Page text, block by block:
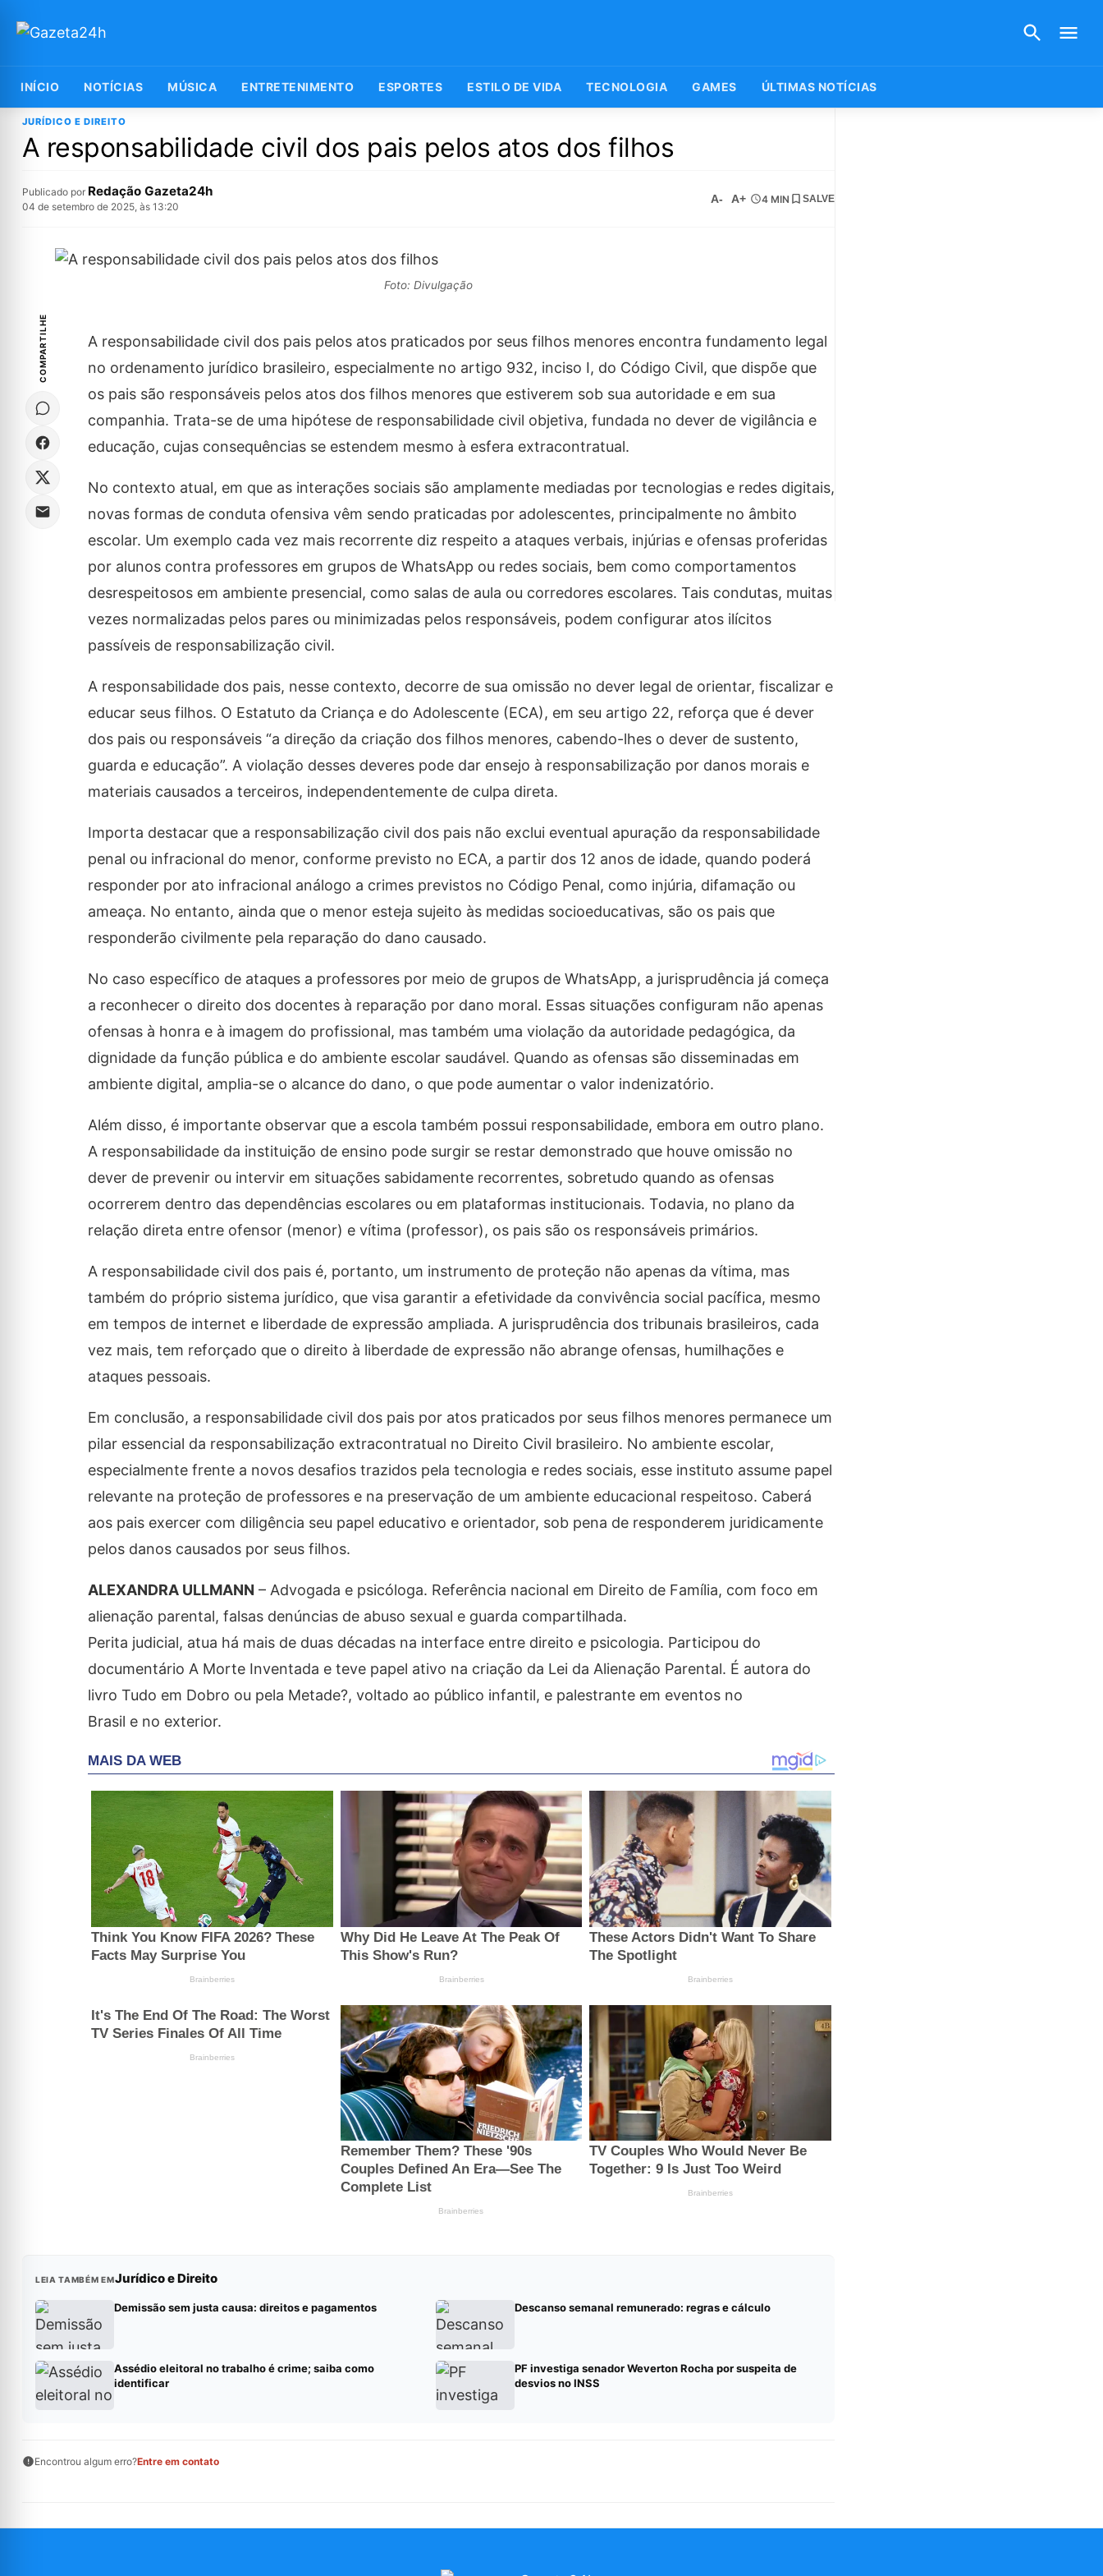
INÍCIO NOTÍCIAS MÚSICA ENTRETENIMENTO ESPORTES ESTILO DE VIDA TECNOLOGIA GAMES ÚLTIMAS NOTÍCIAS
JURÍDICO E DIREITO
A responsabilidade civil dos pais pelos atos dos filhos
Publicado por Redação Gazeta24h
04 de setembro de 2025, às 13:20
A- A+ 4 MIN SALVE
Foto: Divulgação
COMPARTILHE
A responsabilidade civil dos pais pelos atos praticados por seus filhos menores encontra fundamento legal
no ordenamento jurídico brasileiro, especialmente no artigo 932, inciso I, do Código Civil, que dispõe que
os pais são responsáveis pelos atos dos filhos menores que estiverem sob sua autoridade e em sua
companhia. Trata-se de uma hipótese de responsabilidade civil objetiva, fundada no dever de vigilância e
educação, cujas consequências se estendem mesmo à esfera extracontratual.
No contexto atual, em que as interações sociais são amplamente mediadas por tecnologias e redes digitais,
novas formas de conduta ofensiva vêm sendo praticadas por adolescentes, principalmente no âmbito
escolar. Um exemplo cada vez mais recorrente diz respeito a ataques verbais, injúrias e ofensas proferidas
por alunos contra professores em grupos de WhatsApp ou redes sociais, bem como comportamentos
desrespeitosos em ambiente presencial, como salas de aula ou corredores escolares. Tais condutas, muitas
vezes normalizadas pelos pares ou minimizadas pelos responsáveis, podem configurar atos ilícitos
passíveis de responsabilização civil.
A responsabilidade dos pais, nesse contexto, decorre de sua omissão no dever legal de orientar, fiscalizar e
educar seus filhos. O Estatuto da Criança e do Adolescente (ECA), em seu artigo 22, reforça que é dever
dos pais ou responsáveis “a direção da criação dos filhos menores, cabendo-lhes o dever de sustento,
guarda e educação”. A violação desses deveres pode dar ensejo à responsabilização por danos morais e
materiais causados a terceiros, independentemente de culpa direta.
Importa destacar que a responsabilização civil dos pais não exclui eventual apuração da responsabilidade
penal ou infracional do menor, conforme previsto no ECA, a partir dos 12 anos de idade, quando poderá
responder por ato infracional análogo a crimes previstos no Código Penal, como injúria, difamação ou
ameaça. No entanto, ainda que o menor esteja sujeito às medidas socioeducativas, são os pais que
responderão civilmente pela reparação do dano causado.
No caso específico de ataques a professores por meio de grupos de WhatsApp, a jurisprudência já começa
a reconhecer o direito dos docentes à reparação por dano moral. Essas situações configuram não apenas
ofensas à honra e à imagem do profissional, mas também uma violação da autoridade pedagógica, da
dignidade da função pública e do ambiente escolar saudável. Quando as ofensas são disseminadas em
ambiente digital, amplia-se o alcance do dano, o que pode aumentar o valor indenizatório.
Além disso, é importante observar que a escola também possui responsabilidade, embora em outro plano.
A responsabilidade da instituição de ensino pode surgir se restar demonstrado que houve omissão no
dever de prevenir ou intervir em situações sabidamente recorrentes, sobretudo quando as ofensas
ocorrerem dentro das dependências escolares ou em plataformas institucionais. Todavia, no plano da
relação direta entre ofensor (menor) e vítima (professor), os pais são os responsáveis primários.
A responsabilidade civil dos pais é, portanto, um instrumento de proteção não apenas da vítima, mas
também do próprio sistema jurídico, que visa garantir a efetividade da convivência social pacífica, mesmo
em tempos de internet e liberdade de expressão ampliada. A jurisprudência dos tribunais brasileiros, cada
vez mais, tem reforçado que o direito à liberdade de expressão não abrange ofensas, humilhações e
ataques pessoais.
Em conclusão, a responsabilidade civil dos pais por atos praticados por seus filhos menores permanece um
pilar essencial da responsabilização extracontratual no Direito Civil brasileiro. No ambiente escolar,
especialmente frente a novos desafios trazidos pela tecnologia e redes sociais, esse instituto assume papel
relevante na proteção de professores e na preservação de um ambiente educacional respeitoso. Caberá
aos pais exercer com diligência seu papel educativo e orientador, sob pena de responderem juridicamente
pelos danos causados por seus filhos.
ALEXANDRA ULLMANN – Advogada e psicóloga. Referência nacional em Direito de Família, com foco em
alienação parental, falsas denúncias de abuso sexual e guarda compartilhada.
Perita judicial, atua há mais de duas décadas na interface entre direito e psicologia. Participou do
documentário A Morte Inventada e teve papel ativo na criação da Lei da Alienação Parental. É autora do
livro Tudo em Dobro ou pela Metade?, voltado ao público infantil, e palestrante em eventos no
Brasil e no exterior.
LEIA TAMBÉM EMJurídico e Direito
Demissão sem justa causa: direitos e pagamentos Descanso semanal remunerado: regras e cálculo
Assédio eleitoral no trabalho é crime; saiba como
identificar
PF investiga senador Weverton Rocha por suspeita de
desvios no INSS
Encontrou algum erro?Entre em contato